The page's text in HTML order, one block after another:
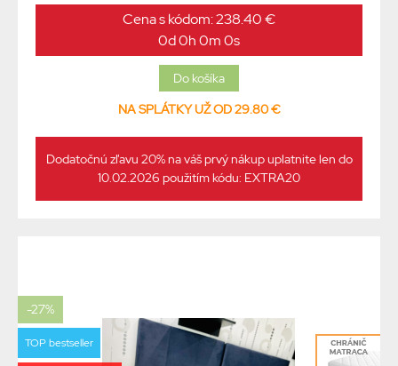
Cena s kódom: 238.40 €
0d 0h 0m 0s
NA SPLÁTKY UŽ OD 29.80 €
Dodatočnú zľavu 20% na váš prvý nákup uplatnite len do
10.02.2026 použitím kódu: EXTRA20
-27%
TOP bestseller